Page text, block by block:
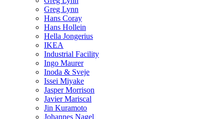
Greg Lynn
Hans Coray
Hans Hollein
Hella Jongerius
IKEA
Industrial Facility
Ingo Maurer
Inoda & Sveje
Issei Miyake
Jasper Morrison
Javier Mariscal
Jin Kuramoto
Johannes Nagel